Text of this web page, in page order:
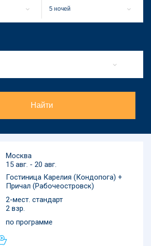
5 ночей
Найти
Москва
15 авг. - 20 авг.
Гостиница Карелия (Кондопога) +
Причал (Рабочеостровск)
2-мест. стандарт
2 взр.
по программе